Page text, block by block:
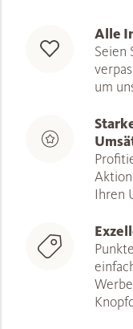
Alle
Seien
um
Ihren